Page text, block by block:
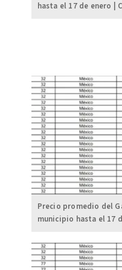
hasta el 17 de enero |
Precio promedio del
municipio hasta el 17